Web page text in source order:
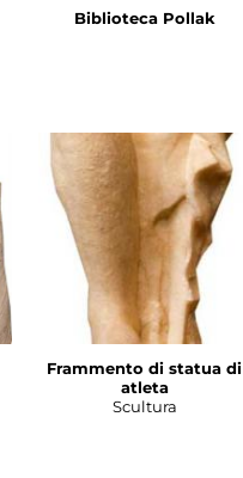
Biblioteca Pollak
Frammento di statua di
atleta
Scultura